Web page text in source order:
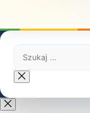
Szukaj:
Close
search